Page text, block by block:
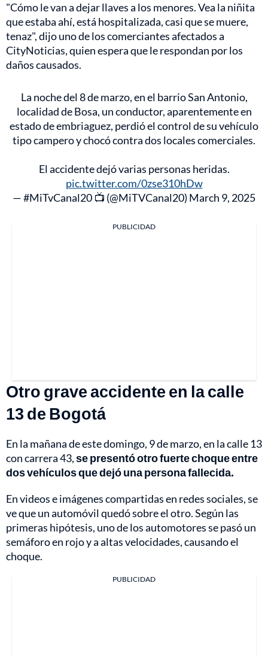
"Cómo le van a dejar llaves a los menores. Vea la niñita
que estaba ahí, está hospitalizada, casi que se muere,
tenaz", dijo uno de los comerciantes afectados a
CityNoticias, quien espera que le respondan por los
daños causados.
La noche del 8 de marzo, en el barrio San Antonio,
localidad de Bosa, un conductor, aparentemente en
estado de embriaguez, perdió el control de su vehículo
tipo campero y chocó contra dos locales comerciales.
El accidente dejó varias personas heridas.
pic.twitter.com/0zse310hDw
— #MiTvCanal20 📺 (@MiTVCanal20) March 9, 2025
PUBLICIDAD
Otro grave accidente en la calle
13 de Bogotá
En la mañana de este domingo, 9 de marzo, en la calle 13
con carrera 43,se presentó otro fuerte choque entre
dos vehículos que dejó una persona fallecida.
En videos e imágenes compartidas en redes sociales, se
ve que un automóvil quedó sobre el otro. Según las
primeras hipótesis, uno de los automotores se pasó un
semáforo en rojo y a altas velocidades, causando el
choque.
PUBLICIDAD